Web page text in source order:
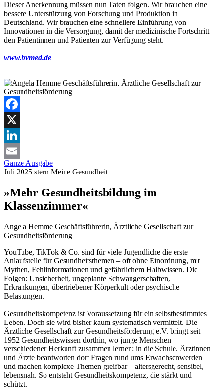
Dieser Anerkennung müssen nun Taten folgen. Wir brauchen eine
bessere Unterstützung von Forschung und Produktion in
Deutschland. Wir brauchen eine schnellere Einführung von
Innovationen in die Versorgung, damit der medizinische Fortschritt
den Patientinnen und Patienten zur Verfügung steht.
www.bvmed.de
Facebook
X
LinkedIn
Email
Ganze Ausgabe
Juli 2025 stern Meine Gesundheit
»Mehr Gesundheitsbildung im
Klassenzimmer«
Angela Hemme Geschäftsführerin, Ärztliche Gesellschaft zur
Gesundheitsförderung
YouTube, TikTok & Co. sind für viele Jugendliche die erste
Anlaufstelle für Gesundheitsthemen – oft ohne Einordnung, mit
Mythen, Fehlinformationen und gefährlichem Halbwissen. Die
Folgen: Unsicherheit, ungeplante Schwangerschaften,
Erkrankungen, übertriebener Körperkult oder psychische
Belastungen.
Gesundheitskompetenz ist Voraussetzung für ein selbstbestimmtes
Leben. Doch sie wird bisher kaum systematisch vermittelt. Die
Ärztliche Gesellschaft zur Gesundheitsförderung e.V. bringt seit
1952 Gesundheitswissen dorthin, wo junge Menschen
verschiedener Herkunft zusammen lernen: in die Schule. Ärztinnen
und Ärzte beantworten dort Fragen rund ums Erwachsenwerden
und machen komplexe Themen greifbar – altersgerecht, sensibel,
lebensnah. So entsteht Gesundheitskompetenz, die stärkt und
schützt.